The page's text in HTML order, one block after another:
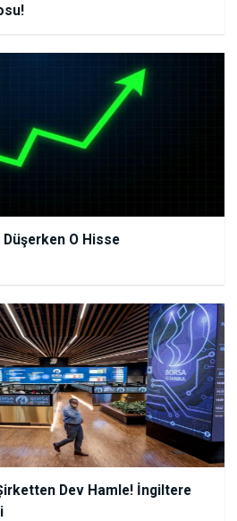
O Hisse
Dev Hamle! İngiltere